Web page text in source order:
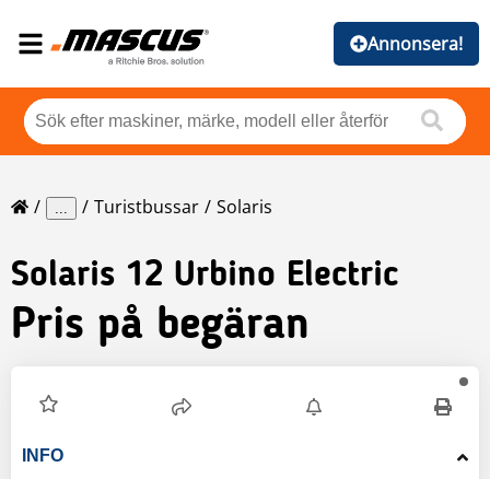
Annonsera!
... Turistbussar Solaris
Solaris 12 Urbino Electric
Pris på begäran
INFO